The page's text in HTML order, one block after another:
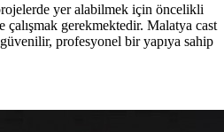
yer alabilmek için öncelikli
çalışmak gerekmektedir. Malatya cast
profesyonel bir yapıya sahip